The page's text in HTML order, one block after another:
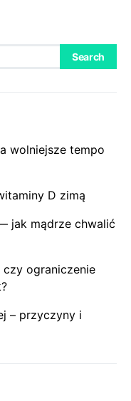
Search
wolniejsze tempo
D zimą
jak mądrze chwalić
ograniczenie
– przyczyny i